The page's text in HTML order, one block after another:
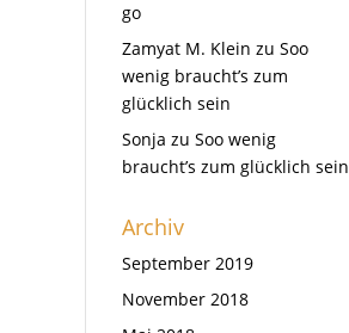
go
Zamyat M. Klein zuSoo
wenig braucht’s zum
glücklich sein
Sonja zuSoo wenig
braucht’s zum glücklich sein
Archiv
September 2019
November 2018